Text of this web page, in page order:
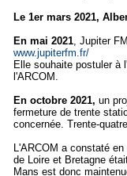
Le 1er mars 2021,
En mai 2021, Jupiter
www.jupiterfm.fr/
Elle souhaite postuler à
l'ARCOM.
En octobre 2021, un
fermeture de trente
concernée. Trente-
L'ARCOM a constaté
de Loire et Bretagne
Mans est donc